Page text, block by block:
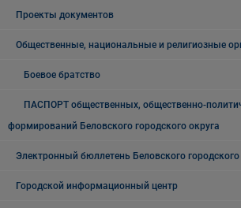
Проекты документов
Общественные, национальные и религиозные
Боевое братство
ПАСПОРТ общественных, общественно-
формирований Беловского городского округа
Электронный бюллетень Беловского городского
Городской информационный центр